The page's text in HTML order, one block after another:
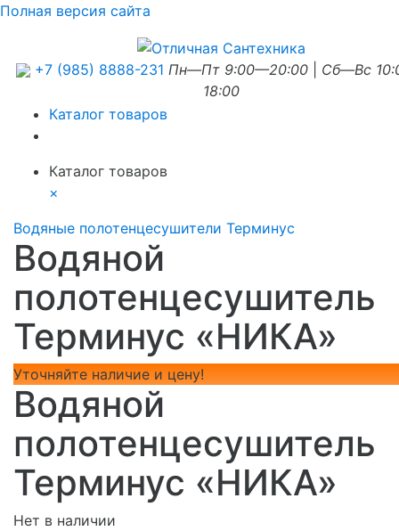
Полная версия сайта
+7 (985) 8888-231 Пн—Пт 9:00—20:00
Сб—Вс
18:00
Каталог товаров
Каталог товаров
×
Водяные полотенцесушители Терминус
Водяной
полотенцесушитель
Терминус «НИКА»
Уточняйте наличие и цену!
Водяной
полотенцесушитель
Терминус «НИКА»
Нет в наличии